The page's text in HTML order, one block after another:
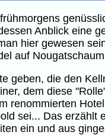
Anblick eine
hier gewesen
auf
geben, die den
dem diese
renommierten
sei... Das
ein und aus